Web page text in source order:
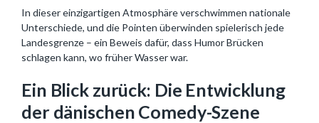
In dieser einzigartigen Atmosphäre verschwimmen nationale
Unterschiede, und die Pointen überwinden spielerisch jede
Landesgrenze – ein Beweis dafür, dass Humor Brücken
schlagen kann, wo früher Wasser war.
Ein Blick zurück: Die Entwicklung
der dänischen Comedy-Szene